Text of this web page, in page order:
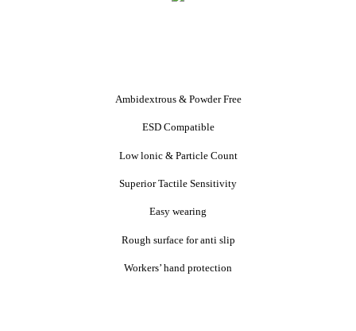
Ambidextrous & Powder Free
ESD Compatible
Low lonic & Particle Count
Superior Tactile Sensitivity
Easy wearing
Rough surface for anti slip
Workers’ hand protection